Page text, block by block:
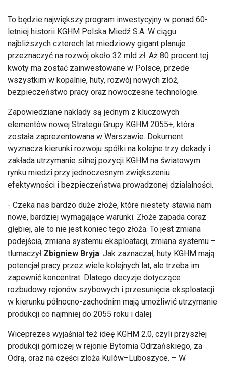
To będzie największy program inwestycyjny w ponad 60-
letniej historii KGHM Polska Miedź S.A. W ciągu
najbliższych czterech lat miedziowy gigant planuje
przeznaczyć na rozwój około 32 mld zł. Aż 80 procent tej
kwoty ma zostać zainwestowane w Polsce, przede
wszystkim w kopalnie, huty, rozwój nowych złóż,
bezpieczeństwo pracy oraz nowoczesne technologie.
Zapowiedziane nakłady są jednym z kluczowych
elementów nowej Strategii Grupy KGHM 2055+, która
została zaprezentowana w Warszawie. Dokument
wyznacza kierunki rozwoju spółki na kolejne trzy dekady i
zakłada utrzymanie silnej pozycji KGHM na światowym
rynku miedzi przy jednoczesnym zwiększeniu
efektywności i bezpieczeństwa prowadzonej działalności.
- Czeka nas bardzo duże złoże, które niestety stawia nam
nowe, bardziej wymagające warunki. Złoże zapada coraz
głębiej, ale to nie jest koniec tego złoża. To jest zmiana
podejścia, zmiana systemu eksploatacji, zmiana systemu –
tlumaczył Zbigniew Bryja. Jak zaznaczał, huty KGHM mają
potencjał pracy przez wiele kolejnych lat, ale trzeba im
zapewnić koncentrat. Dlatego decyzje dotyczące
rozbudowy rejonów szybowych i przesunięcia eksploatacji
w kierunku północno-zachodnim mają umożliwić utrzymanie
produkcji co najmniej do 2055 roku i dalej.
Wiceprezes wyjaśniał też ideę KGHM 2.0, czyli przyszłej
produkcji górniczej w rejonie Bytomia Odrzańskiego, za
Odrą, oraz na części złoża Kulów–Luboszyce. – W